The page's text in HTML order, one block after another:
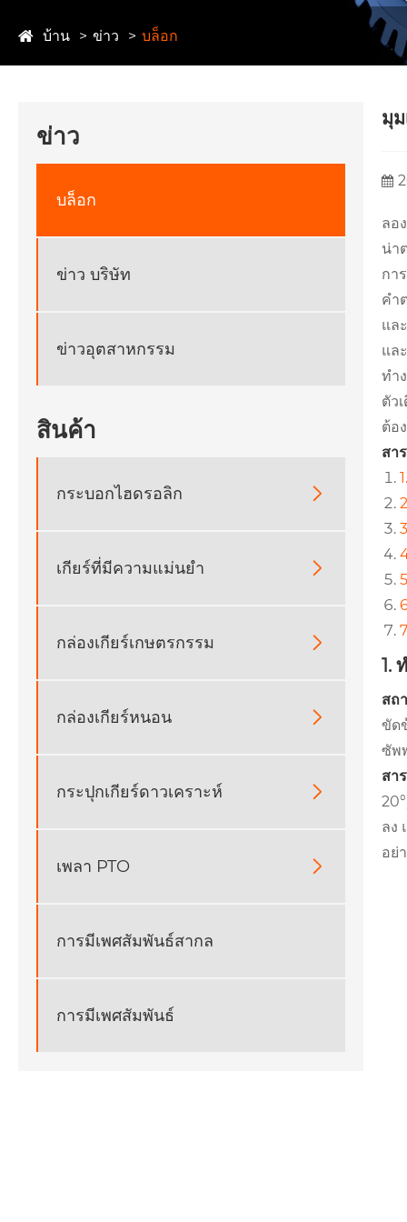
บ้าน ข่าว บล็อก
ข่าว
บล็อก
ข่าว บริษัท
ข่าวอุตสาหกรรม
สินค้า
กระบอกไฮดรอลิก 
เกียร์ที่มีความแม่นยำ 
กล่องเกียร์เกษตรกรรม 
กล่องเกียร์หนอน 
กระปุกเกียร์ดาวเคราะห์ 
เพลา PTO 
การมีเพศสัมพันธ์สากล
การมีเพศสัมพันธ์
มุ
ลอ
น่า
กา
คำ
แล
แล
ทำ
ตัว
ต้อ
สา
1.
สถ
ขัด
ซัพ
สา
ลง
อย่